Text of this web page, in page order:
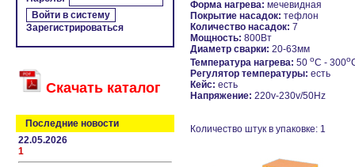
Зарегистрироваться
Скачать каталог
Последние новости
22.05.2026
1
Форма нагрева: мечевидная
Покрытие насадок: тефлон
Количество насадок: 7
Мощность: 800Вт
Диаметр сварки: 20-63мм
Температура нагрева: 50 oС - 300o
Регулятор температуры: есть
Кейс: есть
Напряжение: 220v-230v/50Hz
Количество штук в упаковке: 1